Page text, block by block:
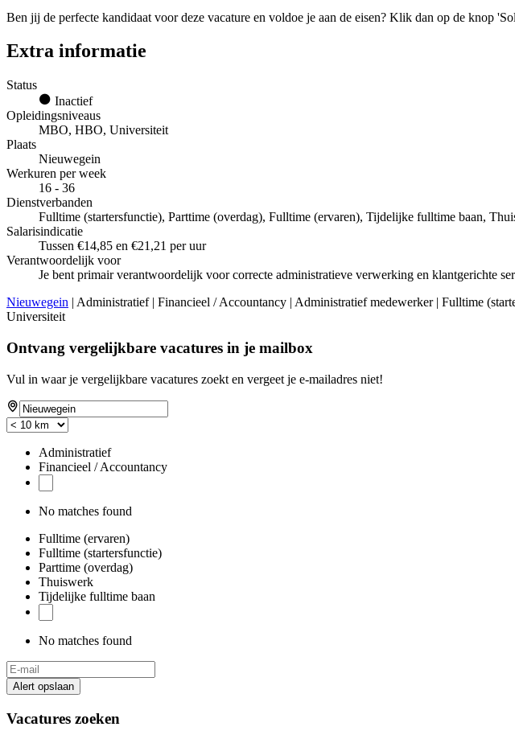
Ben jij de perfecte kandidaat voor deze vacature en voldoe je aan de eisen? Klik dan op de knop
Extra informatie
Status
Inactief
Opleidingsniveaus
MBO, HBO, Universiteit
Plaats
Nieuwegein
Werkuren per week
16 - 36
Dienstverbanden
Fulltime (startersfunctie), Parttime (overdag), Fulltime (ervaren), Tijdelijke fulltime baan,
Salarisindicatie
Tussen €14,85 en €21,21 per uur
Verantwoordelijk voor
Je bent primair verantwoordelijk voor correcte administratieve verwerking en klantgerichte
Nieuwegein | Administratief | Financieel / Accountancy | Administratief medewerker | Fulltime
Universiteit
Ontvang vergelijkbare vacatures in je mailbox
Vul in waar je vergelijkbare vacatures zoekt en vergeet je e-mailadres niet!
Administratief
Financieel / Accountancy
No matches found
Fulltime (ervaren)
Fulltime (startersfunctie)
Parttime (overdag)
Thuiswerk
Tijdelijke fulltime baan
No matches found
Alert opslaan
Vacatures zoeken